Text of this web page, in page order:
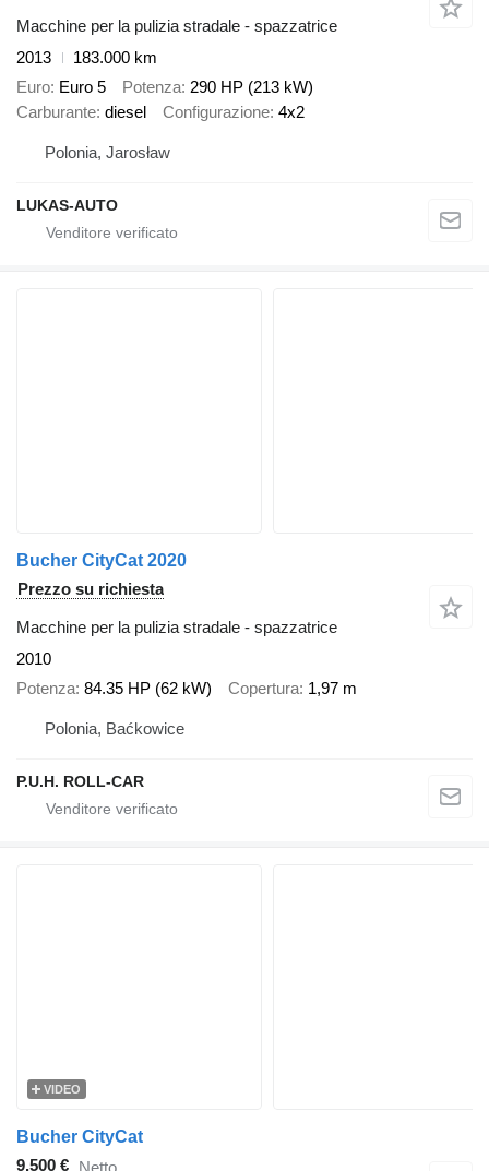
Macchine per la pulizia stradale - spazzatrice
2013
183.000 km
Euro Euro 5 Potenza 290 HP (213 kW)
Carburante diesel Configurazione 4x2
Polonia, Jarosław
LUKAS-AUTO
Bucher CityCat 2020
Prezzo su richiesta
Macchine per la pulizia stradale - spazzatrice
2010
Potenza 84.35 HP (62 kW) Copertura 1,97 m
Polonia, Baćkowice
P.U.H. ROLL-CAR
VIDEO
Bucher CityCat
9.500 € Netto